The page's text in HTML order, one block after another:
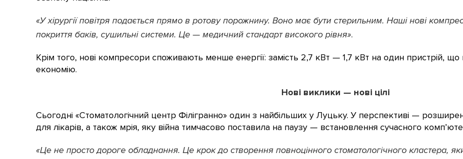
«У хірургії повітря подається прямо в ротову порожнину. Воно має бути стерильним. Наші нові
покриття баків, сушильні системи. Це — медичний стандарт високого рівня».
Крім того, нові компресори споживають менше енергії: замість 2,7 кВт — 1,7 кВт на один пристрій,
економію.
Нові виклики — нові цілі
Сьогодні «Стоматологічний центр Філігранно» один з найбільших у Луцьку. У перспективі —
для лікарів, а також мрія, яку війна тимчасово поставила на паузу — встановлення сучасного
«Це не просто дороге обладнання. Це крок до створення повноцінного стоматологічного кластера,